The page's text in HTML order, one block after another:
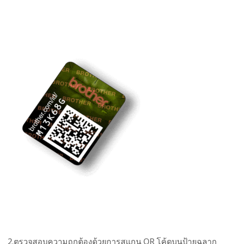
2.ตรวจสอบความถูกต้องด้วยการสแกน QR โค้ดบนป้ายฉลาก